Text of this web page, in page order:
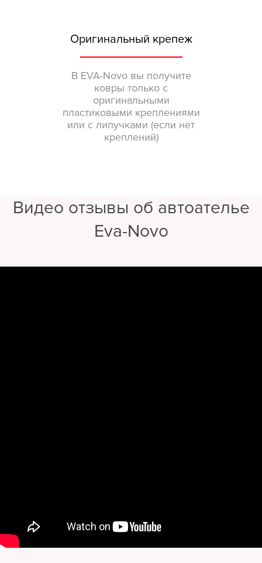
Оригинальный крепеж
В EVA-Novo вы получите
ковры только с
оригинальными
пластиковыми креплениями
или с липучками (если нет
креплений)
Видео отзывы об автоателье
Eva-Novo